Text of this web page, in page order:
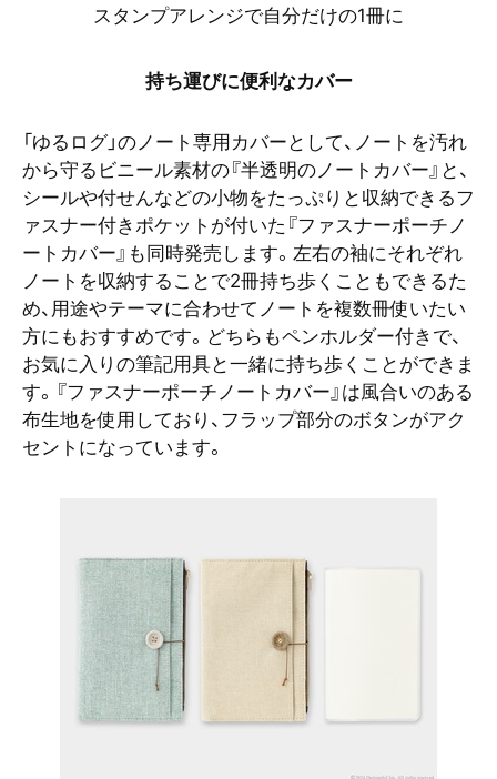
スタンプアレンジで自分だけの1冊に
持ち運びに便利なカバー
「ゆるログ」のノート専用カバーとして、ノートを汚れ
から守るビニール素材の『半透明のノートカバー』と、
シールや付せんなどの小物をたっぷりと収納できるフ
ァスナー付きポケットが付いた『ファスナーポーチノ
ートカバー』も同時発売します。左右の袖にそれぞれ
ノートを収納することで2冊持ち歩くこともできるた
め、用途やテーマに合わせてノートを複数冊使いたい
方にもおすすめです。どちらもペンホルダー付きで、
お気に入りの筆記用具と一緒に持ち歩くことができま
す。『ファスナーポーチノートカバー』は風合いのある
布生地を使用しており、フラップ部分のボタンがアク
セントになっています。